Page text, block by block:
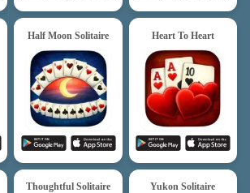
Half Moon Solitaire Heart To Heart
Thoughtful Solitaire Yukon Solitaire